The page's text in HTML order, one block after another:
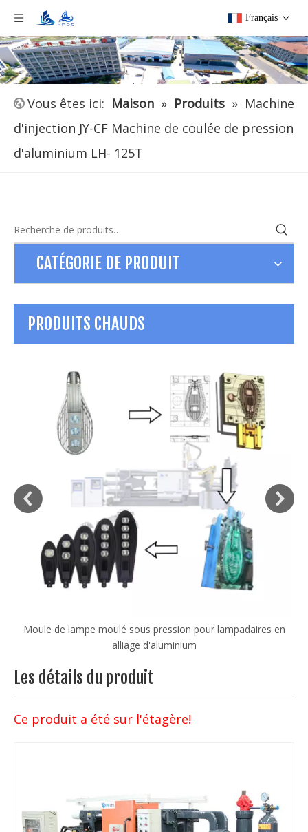
Français
Vous êtes ici: Maison » Produits » Machine
d'injection JY-CF Machine de coulée de pression
d'aluminium LH- 125T
CATÉGORIE DE PRODUIT
PRODUITS CHAUDS
Machine de moulage sous pression personnalisée pour
moteur en alliage d'aluminium
Les détails du produit
Ce produit a été sur l'étagère!